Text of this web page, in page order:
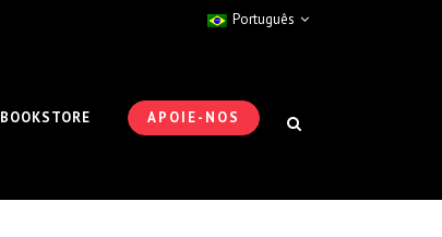
Português
APOIE-NOS
BOOKSTORE